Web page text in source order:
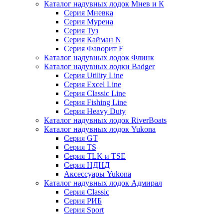
Каталог надувных лодок Мнев и К
Серия Мневка
Серия Мурена
Серия Туз
Серия Кайман N
Серия Фаворит F
Каталог надувных лодок Флинк
Каталог надувных лодки Badger
Серия Utility Line
Серия Excel Line
Серия Classic Line
Серия Fishing Line
Серия Heavy Duty
Каталог надувных лодок RiverBoats
Каталог надувных лодок Yukona
Серия GT
Серия TS
Серия TLK и TSE
Серия НДНД
Аксессуары Yukona
Каталог надувных лодок Адмирал
Серия Classic
Серия РИБ
Серия Sport